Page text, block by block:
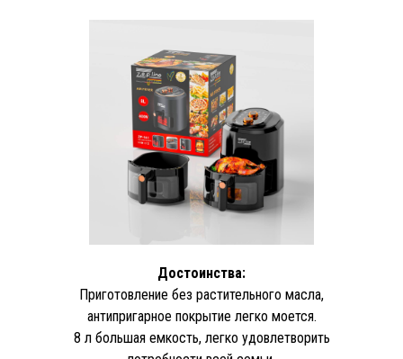
Достоинства:
Приготовление без растительного масла,
антипригарное покрытие легко моется.
8 л большая емкость, легко удовлетворить